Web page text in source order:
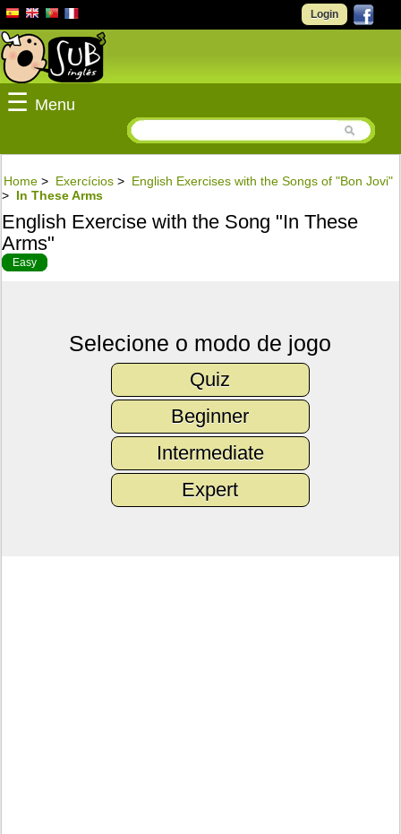
Login
☰ Menu
Home > Exercícios > English Exercises with the Songs of "Bon Jovi"
> In These Arms
English Exercise with the Song "In These
Arms"
Easy
Selecione o modo de jogo
Quiz
Beginner
Intermediate
Expert